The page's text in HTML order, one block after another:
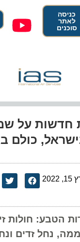
על
כולם
הטבע: חולות
נחל זדים ונחל